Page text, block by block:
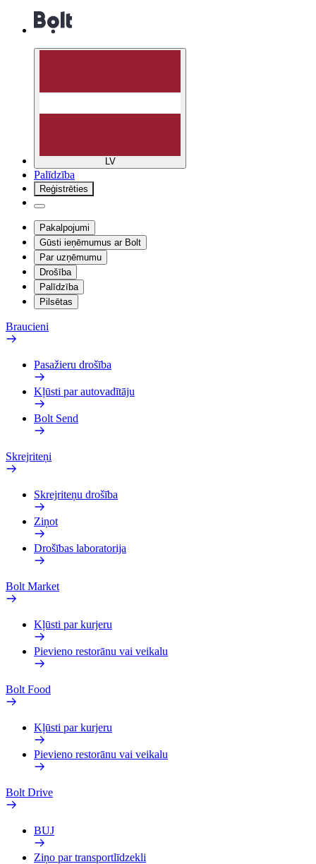
LV
Palīdzība
Reģistrēties
Pakalpojumi
Gūsti ieņēmumus ar Bolt
Par uzņēmumu
Drošība
Palīdzība
Pilsētas
Braucieni
Pasažieru drošība
Kļūsti par autovadītāju
Bolt Send
Skrejriteņi
Skrejriteņu drošība
Ziņot
Drošības laboratorija
Bolt Market
Kļūsti par kurjeru
Pievieno restorānu vai veikalu
Bolt Food
Kļūsti par kurjeru
Pievieno restorānu vai veikalu
Bolt Drive
BUJ
Ziņo par transportlīdzekli